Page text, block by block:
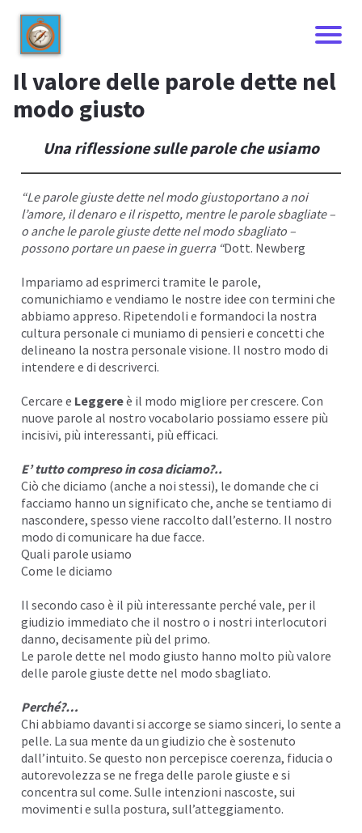
Il valore delle parole dette nel
modo giusto
Una riflessione sulle parole che usiamo
“Leparole giustedette nel modo giustoportano a noi
l’amore, il denaro e il rispetto, mentre le parole sbagliate –
o anche le parole giuste dettenel modo sbagliato –
possono portare un paese in guerra “Dott. Newberg
Impariamo ad esprimerci tramite le parole,
comunichiamo e vendiamo le nostre idee con termini che
abbiamo appreso. Ripetendoli e formandoci la nostra
cultura personale ci muniamo di pensieri e concetti che
delineano la nostra personale visione. Il nostro modo di
intendere e di descriverci.
Cercare e Leggereè il modo migliore per crescere. Con
nuove parole al nostro vocabolario possiamo essere più
incisivi, più interessanti, più efficaci.
E’ tutto compreso in cosa diciamo?..
Ciò che diciamo (anche a noi stessi), le domande che ci
facciamo hanno un significato che, anche se tentiamo di
nascondere, spesso viene raccolto dall’esterno. Il nostro
modo di comunicare ha due facce.
Quali parole usiamo
Come le diciamo
Il secondo caso è il più interessante perché vale, per il
giudizio immediato che il nostro o i nostri interlocutori
danno, decisamente più del primo.
Le parole dette nel modo giusto hanno molto più valore
delle parole giuste dette nel modo sbagliato.
Perché?…
Chi abbiamo davanti si accorge se siamo sinceri, lo sente a
pelle. La sua mente da un giudizio che è sostenuto
dall’intuito. Se questo non percepisce coerenza, fiducia o
autorevolezza se ne frega delle parole giuste e si
concentra sul come. Sulle intenzioni nascoste, sui
movimenti e sulla postura, sull’atteggiamento.